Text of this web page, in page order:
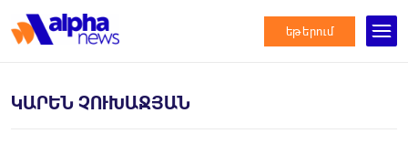
եթերում
ԿԱՐԵՆ ՉՈՒԽԱՋՅԱՆ